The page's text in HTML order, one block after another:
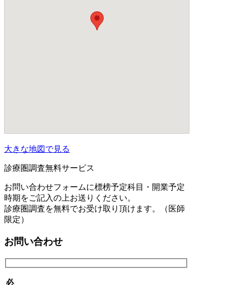
大きな地図で見る
診療圏調査無料サービス
お問い合わせフォームに標榜予定科目・開業予定
時期をご記入の上お送りください。
診療圏調査を無料でお受け取り頂けます。（医師
限定）
お問い合わせ
必